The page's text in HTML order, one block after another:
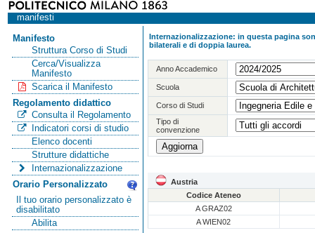
manifesti
Manifesto
Struttura Corso di Studi
Cerca/Visualizza
Manifesto
Scarica il Manifesto
Regolamento didattico
Consulta il Regolamento
Indicatori corsi di studio
Elenco docenti
Strutture didattiche
Internazionalizzazione
Orario Personalizzato
Il tuo orario personalizzato è
disabilitato
Abilita
Internazionalizzazione: in questa pagina
bilaterali e di doppia laurea.
Anno Accademico
Scuola
Corso di Studi
Tipo di
convenzione
Austria
Codice Ateneo
A GRAZ02
A WIEN02